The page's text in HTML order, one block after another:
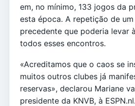
em, no mínimo, 133 jogos da
esta época. A repetição de
precedente que poderia levar
todos esses encontros.
«Acreditamos que o caos se
muitos outros clubes já
reservas», declarou Mariane
presidente da KNVB, à